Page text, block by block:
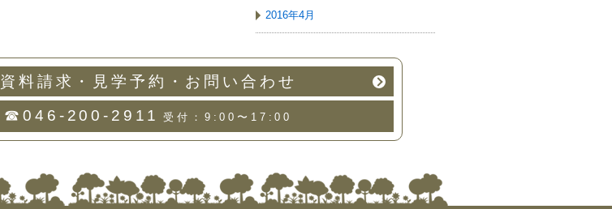
2016年4月
資料請求・見学予約・お問い合わせ
☎046-200-2911
受付：9:00〜17:00